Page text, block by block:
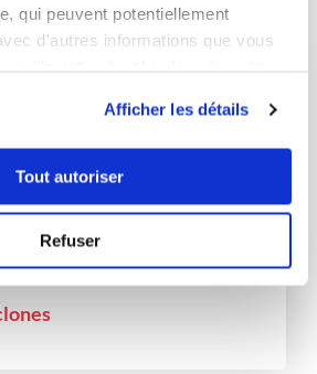
qui peuvent potentiellement
d'autres informations que vous
Afficher les détails
Tout autoriser
Refuser